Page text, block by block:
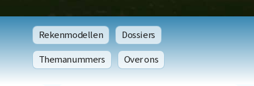
Rekenmodellen
Dossiers
Themanummers
Over ons